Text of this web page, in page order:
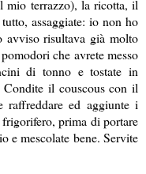
mio terrazzo), la ricotta, il
assaggiate: io non ho
avviso risultava già molto
che avrete messo
di tonno e tostate in
il couscous con il
ed aggiunte i
prima di portare
e mescolate bene. Servite